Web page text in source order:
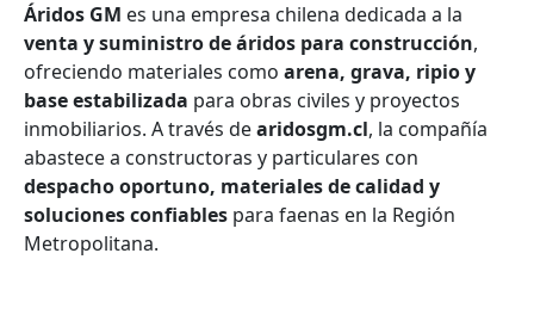
Áridos GM es una empresa chilena dedicada a la
venta y suministro de áridos para construcción,
ofreciendo materiales como arena, grava, ripio y
base estabilizada para obras civiles y proyectos
inmobiliarios. A través dearidosgm.cl, la compañía
abastece a constructoras y particulares con
despacho oportuno, materiales de calidad y
soluciones confiables para faenas en la Región
Metropolitana.